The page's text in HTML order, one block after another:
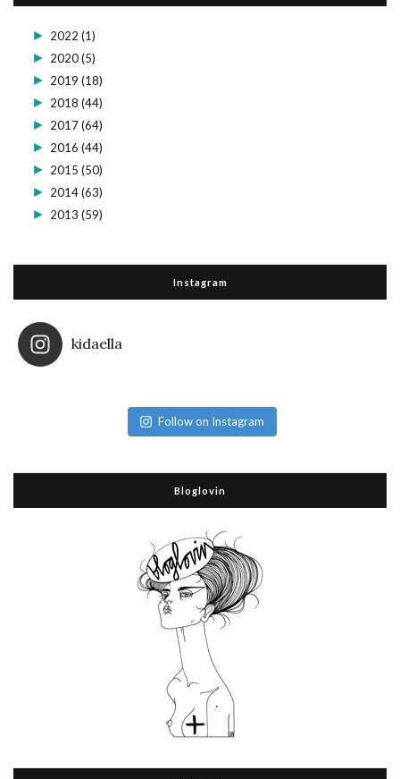
► 2022 (1)
► 2020(5)
► 2019 (18)
► 2018 (44)
► 2017(64)
► 2016 (44)
► 2015 (50)
► 2014(63)
► 2013 (59)
Instagram
kidaella
Follow on Instagram
Bloglovin